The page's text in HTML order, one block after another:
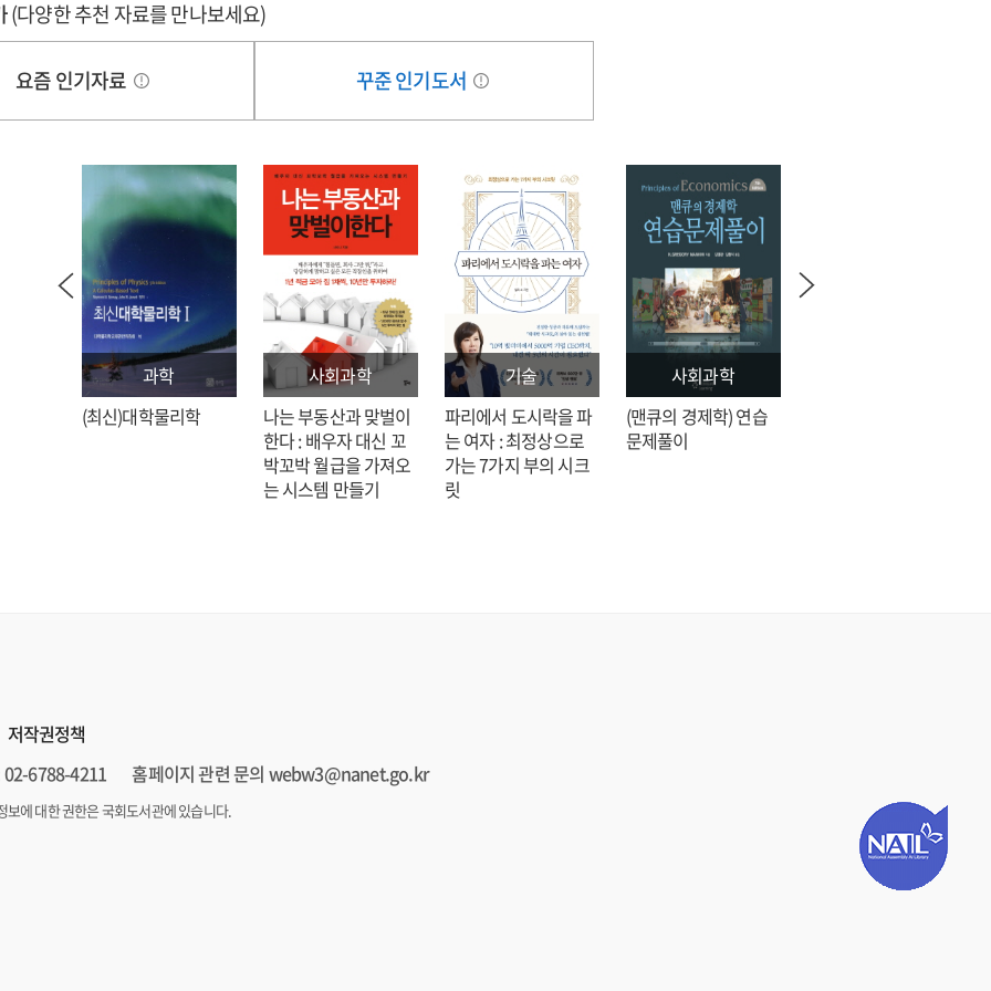
(다양한 추천 자료를 만나보세요)
요즘 인기자료 꾸준 인기도서
과학
(최신)대학물리학
사회과학
나는 부동산과 맞벌이
한다 : 배우자 대신 꼬
박꼬박 월급을 가져오
는 시스템 만들기
기술
파리에서 도시락을 파
는 여자 : 최정상으로
가는 7가지 부의 시크
릿
사회과학
(맨큐의 경제학) 연습
문제풀이
저작권정책
02-6788-4211 홈페이지 관련 문의 webw3@nanet.go.kr
에 대한 권한은 국회도서관에 있습니다.